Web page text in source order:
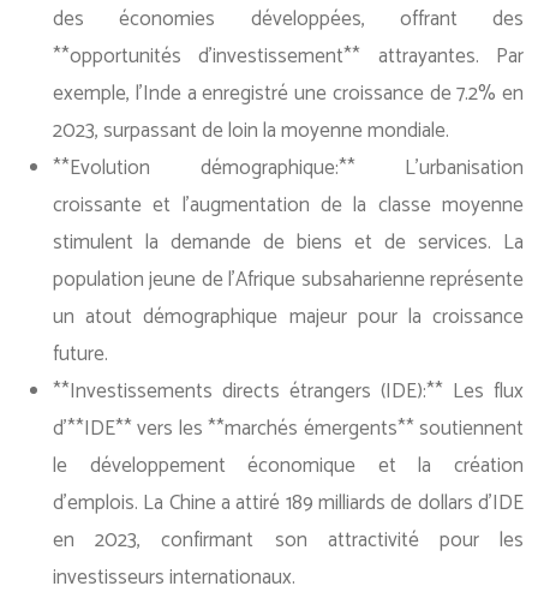
des économies développées, offrant des
**opportunités d’investissement** attrayantes. Par
exemple, l’Inde a enregistré une croissance de 7.2% en
2023, surpassant de loin la moyenne mondiale.
**Evolution démographique:** L’urbanisation
croissante et l’augmentation de la classe moyenne
stimulent la demande de biens et de services. La
population jeune de l’Afrique subsaharienne représente
un atout démographique majeur pour la croissance
future.
**Investissements directs étrangers (IDE):** Les flux
d’**IDE** vers les **marchés émergents** soutiennent
le développement économique et la création
d’emplois. La Chine a attiré 189 milliards de dollars d’IDE
en 2023, confirmant son attractivité pour les
investisseurs internationaux.